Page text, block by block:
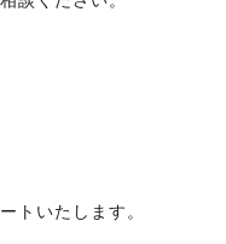
トいたします。